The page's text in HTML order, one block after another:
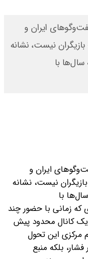
+ جدول
ایران و
نیست، نشانه
با
ایران و
نیست، نشانه
با
که زمانی با حضور چند
کانال محدود پیش
مرکزی این تحول
بلکه منبع